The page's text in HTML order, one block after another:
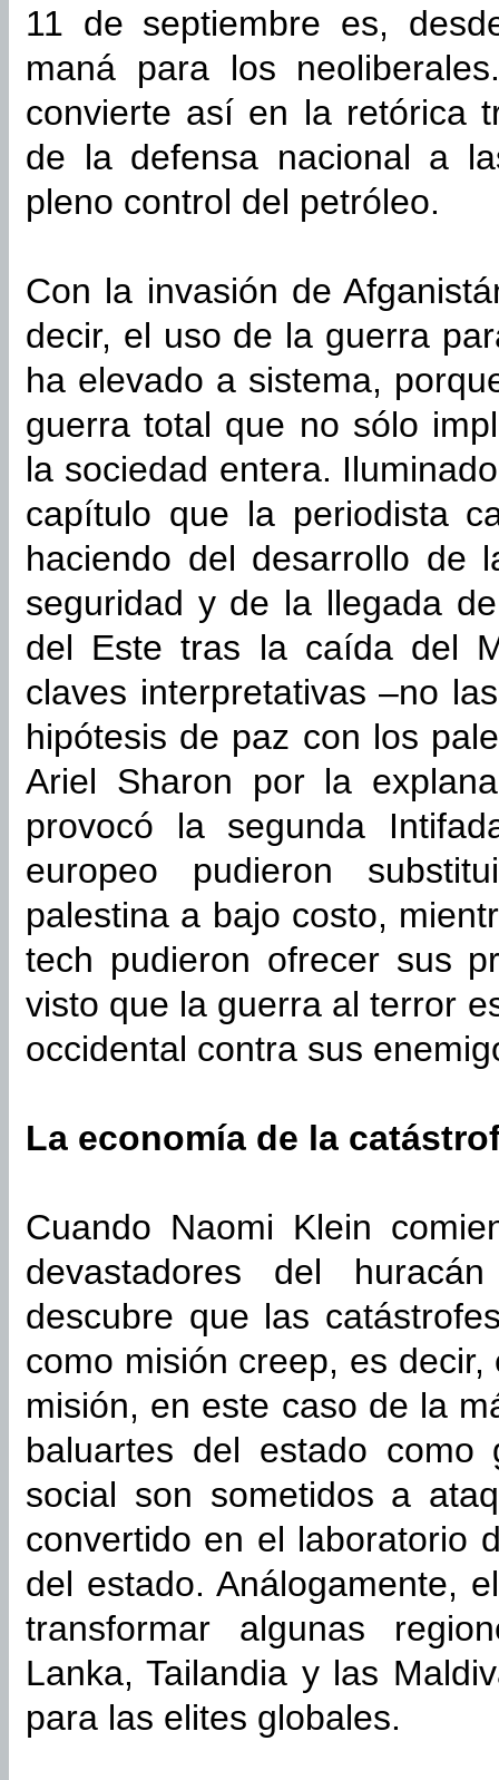
11 de septiembre es,
maná para los
convierte así en la retórica
de la defensa nacional a
pleno control del petróleo.
Con la invasión de
decir, el uso de la guerra
ha elevado a sistema,
guerra total que no sólo
la sociedad entera.
capítulo que la periodista
haciendo del desarrollo de
seguridad y de la llegada
del Este tras la caída del
claves interpretativas –no
hipótesis de paz con los
Ariel Sharon por la
provocó la segunda
europeo pudieron
palestina a bajo costo,
tech pudieron ofrecer sus
visto que la guerra al terror
occidental contra sus
La economía de la
Cuando Naomi Klein
devastadores del
descubre que las
como misión creep, es
misión, en este caso de la
baluartes del estado como
social son sometidos a
convertido en el laboratorio
del estado. Análogamente,
transformar algunas
Lanka, Tailandia y las
para las elites globales.